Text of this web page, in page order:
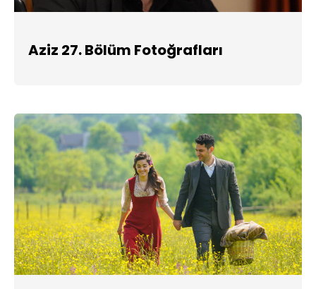
Aziz 27. Bölüm Fotoğrafları